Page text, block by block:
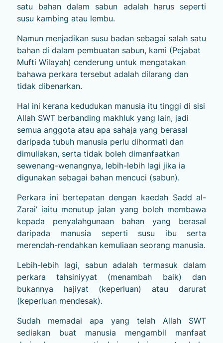
satu bahan dalam sabun adalah harus seperti
susu kambing atau lembu.
Namun menjadikan susu badan sebagai salah satu
bahan di dalam pembuatan sabun, kami (Pejabat
Mufti Wilayah) cenderung untuk mengatakan
bahawa perkara tersebut adalah dilarang dan
tidak dibenarkan.
Hal ini kerana kedudukan manusia itu tinggi di sisi
Allah SWT berbanding makhluk yang lain, jadi
semua anggota atau apa sahaja yang berasal
daripada tubuh manusia perlu dihormati dan
dimuliakan, serta tidak boleh dimanfaatkan
sewenang-wenangnya, lebih-lebih lagi jika ia
digunakan sebagai bahan mencuci (sabun).
Perkara ini bertepatan dengan kaedah Sadd al-
Zarai’ iaitu menutup jalan yang boleh membawa
kepada penyalahgunaan bahan yang berasal
daripada manusia seperti susu ibu serta
merendah-rendahkan kemuliaan seorang manusia.
Lebih-lebih lagi, sabun adalah termasuk dalam
perkara tahsiniyyat (menambah baik) dan
bukannya hajiyat (keperluan) atau darurat
(keperluan mendesak).
Sudah memadai apa yang telah Allah SWT
sediakan buat manusia mengambil manfaat